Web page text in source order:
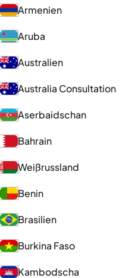
Armenien
Aruba
Australien
Australia Consultation
Aserbaidschan
Bahrain
Weißrussland
Benin
Brasilien
Burkina Faso
Kambodscha